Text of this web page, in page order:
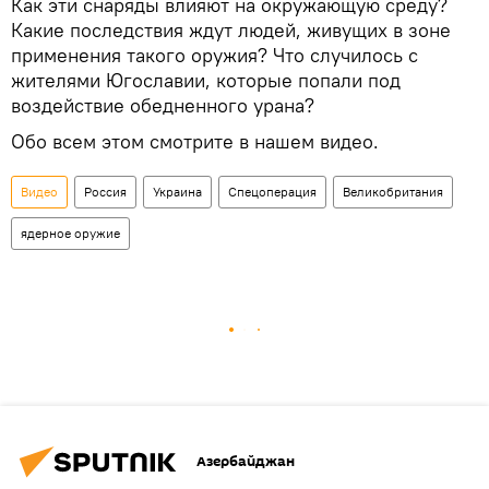
Какие последствия ждут людей, живущих в зоне
применения такого оружия? Что случилось с
жителями Югославии, которые попали под
воздействие обедненного урана?
Обо всем этом смотрите в нашем видео.
Видео Россия Украина Спецоперация Великобритания
ядерное оружие
Азербайджан